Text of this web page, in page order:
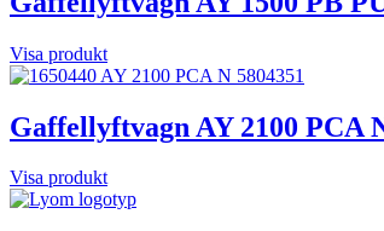
Visa produkt
Gaffellyftvagn AY 2100 PCA
Visa produkt